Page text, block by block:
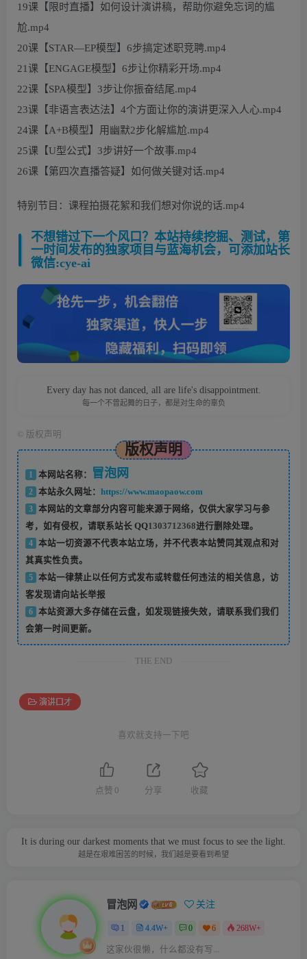
19课【限时直播】如何设计演讲稿，帮助你避免忘词的尴
尬.mp4
20课【STAR—EP模型】6步搞定述职竞聘.mp4
21课【ENGAGE模型】6步让你精彩开场.mp4
22课【SPA模型】3步让你振奋结尾.mp4
23课【非语言表达法】4个方面让你的演讲更深入人心.mp4
24课【A+B模型】用幽默2步化解尴尬.mp4
25课【U型公式】3步讲好一个故事.mp4
26课【第四次直播答疑】如何做关键对话.mp4
特别节目：课程拍摄花絮和我们想对你说的话.mp4
不想错过下一个风口？本站持续挖掘、测试，第
一时间发布的独家项目与蓝海机会，可添加站长
微信:cye-ai
Every day has not danced, all are life's disappointment.
每一个不曾起舞的日子，都是对生命的辜负
版权声明
版权声明
1 本网站名称： 冒泡网
2 本站永久网址： https://www.maopaow.com
3
本网站的文章部分内容可能来源于网络，仅供大家学习与参
考，如有侵权，请联系站长 QQ1303712368进行删除处理。
4
本站一切资源不代表本站立场，并不代表本站赞同其观点和对
其真实性负责。
5
本站一律禁止以任何方式发布或转载任何违法的相关信息，访
客发现请向站长举报
6
本站资源大多存储在云盘，如发现链接失效，请联系我们我们
会第一时间更新。
THE END
演讲口才
喜欢就支持一下吧
点赞 0 分享 收藏
It is during our darkest moments that we must focus to see the light.
越是在艰难困苦的时候，我们越是要看到希望
冒泡网 关注
1 4.4W+ 0 6 268W+
这家伙很懒，什么都没有写...